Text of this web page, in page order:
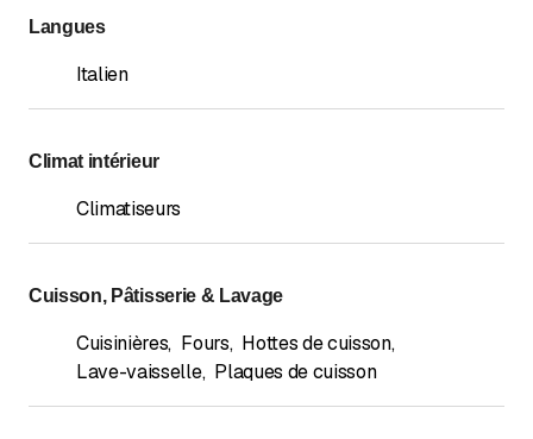
Langues
Italien
Climat intérieur
Climatiseurs
Cuisson, Pâtisserie & Lavage
Cuisinières, Fours, Hottes de cuisson,
Lave-vaisselle, Plaques de cuisson